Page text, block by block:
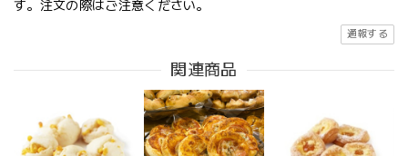
す。注文の際はご注意ください。
通報する
関連商品